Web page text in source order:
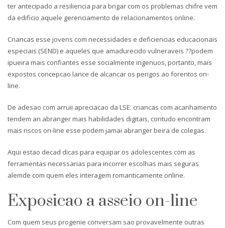
ter antecipado a resiliencia para brigar com os problemas chifre vem
da edificio aquele gerenciamento de relacionamentos online.
Criancas esse jovens com necessidades e deficiencias educacionais
especiais (SEND) e aqueles que amadurecido vulneraveis ??podem
ipueira mais confiantes esse socialmente ingenuos, portanto, mais
expostos concepcao lance de alcancar os perigos ao forentos on-
line.
De adesao com arruii apreciacao da LSE: criancas com acanhamento
tendem an abranger mais habilidades digitais, contudo encontram
mais riscos on-line esse podem jamai abranger beira de colegas.
Aqui estao decad dicas para equipar os adolescentes com as
ferramentas necessarias para incorrer escolhas mais seguras
alemde com quem eles interagem romanticamente online.
Exposicao a asseio on-line
Com quem seus progenie conversam sao provavelmente outras